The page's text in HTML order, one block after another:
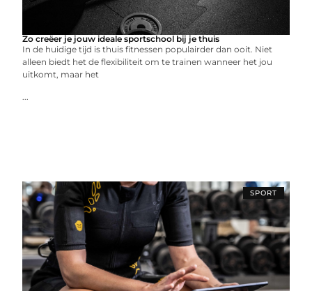
Zo creëer je jouw ideale sportschool bij je thuis
In de huidige tijd is thuis fitnessen populairder dan ooit. Niet
alleen biedt het de flexibiliteit om te trainen wanneer het jou
uitkomt, maar het
...
SPORT